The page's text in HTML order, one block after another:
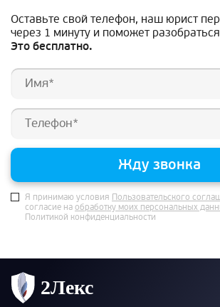
Оставьте свой телефон, наш юрист
через 1 минуту и поможет
Это бесплатно.
Жду звонка
Я принимаю условия Пользовательского
согласие на обработку моих персональных
Политикой конфиденциальности